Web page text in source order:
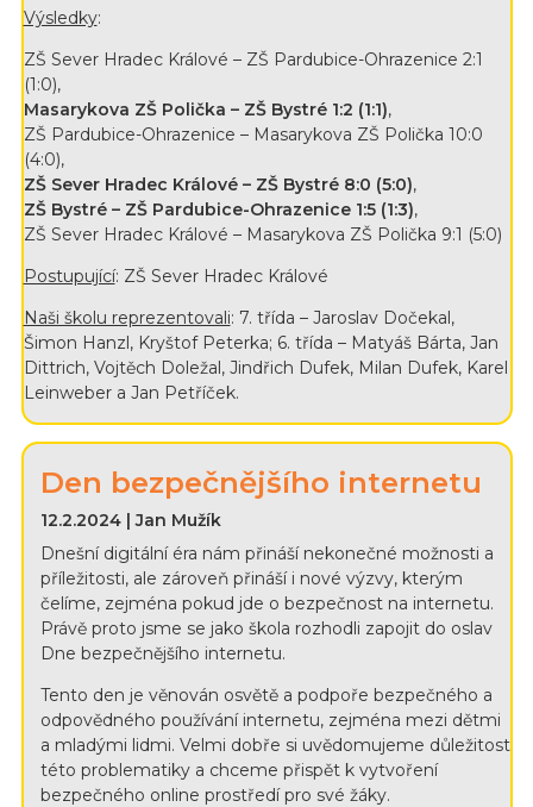
Výsledky:
ZŠ Sever Hradec Králové – ZŠ Pardubice-Ohrazenice 2:1
(1:0),
Masarykova ZŠ Polička – ZŠ Bystré 1:2 (1:1),
ZŠ Pardubice-Ohrazenice – Masarykova ZŠ Polička 10:0
(4:0),
ZŠ Sever Hradec Králové – ZŠ Bystré 8:0 (5:0),
ZŠ Bystré – ZŠ Pardubice-Ohrazenice 1:5 (1:3),
ZŠ Sever Hradec Králové – Masarykova ZŠ Polička 9:1 (5:0)
Postupující: ZŠ Sever Hradec Králové
Naši školu reprezentovali: 7. třída – Jaroslav Dočekal,
Šimon Hanzl, Kryštof Peterka; 6. třída – Matyáš Bárta, Jan
Dittrich, Vojtěch Doležal, Jindřich Dufek, Milan Dufek, Karel
Leinweber a Jan Petříček.
Den bezpečnějšího internetu
12.2.2024 | Jan Mužík
Dnešní digitální éra nám přináší nekonečné možnosti a
příležitosti, ale zároveň přináší i nové výzvy, kterým
čelíme, zejména pokud jde o bezpečnost na internetu.
Právě proto jsme se jako škola rozhodli zapojit do oslav
Dne bezpečnějšího internetu.
Tento den je věnován osvětě a podpoře bezpečného a
odpovědného používání internetu, zejména mezi dětmi
a mladými lidmi. Velmi dobře si uvědomujeme důležitost
této problematiky a chceme přispět k vytvoření
bezpečného online prostředí pro své žáky.